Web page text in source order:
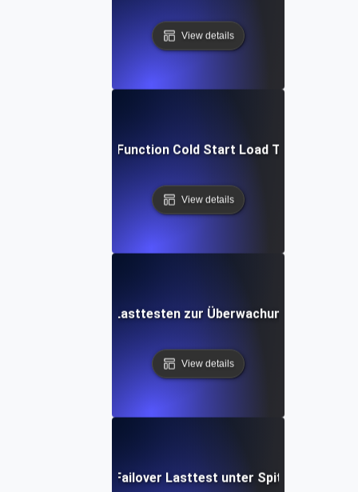
View details
Cloud Function Cold Start Load Testing
View details
Kontinuierliches Lasttesten zur Überwachung der
View details
Datenbank Failover Lasttest unter Spitzenverkehr